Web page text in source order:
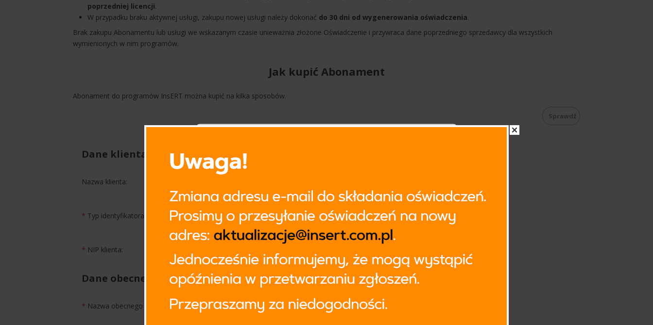
poprzedniej licencji.
W przypadku braku aktywnej usługi, zakupu nowej usługi należy dokonać do 30 dni od wygenerowania oświadczenia.
Brak zakupu Abonamentu lub usługi we wskazanym czasie unieważnia złożone Oświadczenie i przywraca dane poprzedniego sprzedawcy dla wszystkich
wymienionych w nim programów.
Jak kupić Abonament
Abonament do programów InsERT można kupić na kilka sposobów.
Sprawdź
Dane klienta
Nazwa klienta:
* Typ identyfikatora podatkowego klienta:
VATIN
* NIP klienta:
Dane obecnego sprzedawcy
* Nazwa obecnego sprzedawcy:
InsERT S.A.wraz ze swoimi partnerami, korzysta na swoich stronach z plików
cookies (ciasteczek). Część z nich jest niezbędna dla funkcjonowania stron, a
ustawienia, należą cookies: używane do analizy w jaki sposób korzystasz z
naszej strony, umożliwiające personalizację prezentowanych Ci treści oraz
marketingowe, reklamowe.
Polityka prywatności >
Administratorem Twoich danych osobowych jest InsERT S.A z siedzibą przy ul.
internetowych możemy przetwarzać Twój adres IP, pliki cookies i podobne
dane nt. Twojej aktywności oraz urządzeń użytkownika. Ponieważ szanujemy
Twoje prawo do prywatności, poprzez zmianę ustawień umożliwiamy Ci
rezygnację z akceptowania plików cookies, które nie są niezbędne.